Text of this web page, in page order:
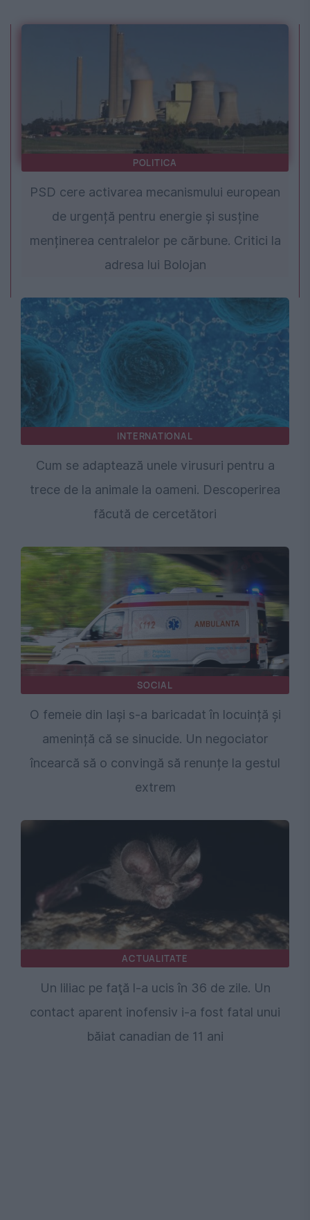
POLITICA
PSD cere activarea mecanismului european
de urgență pentru energie și susține
menținerea centralelor pe cărbune. Critici la
adresa lui Bolojan
INTERNATIONAL
Cum se adaptează unele virusuri pentru a
trece de la animale la oameni. Descoperirea
făcută de cercetători
SOCIAL
O femeie din Iași s-a baricadat în locuință și
amenință că se sinucide. Un negociator
încearcă să o convingă să renunțe la gestul
extrem
ACTUALITATE
Un liliac pe faţă l-a ucis în 36 de zile. Un
contact aparent inofensiv i-a fost fatal unui
băiat canadian de 11 ani